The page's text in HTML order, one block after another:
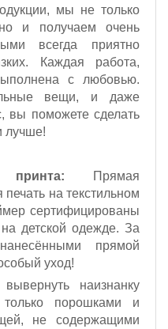
мы не только
и получаем очень
всегда приятно
Каждая работа,
с любовью.
вещи, и даже
вы поможете сделать
лучше!
Прямая
на текстильном
сертифицированы
детской одежде. За
прямой
уход!
вывернуть наизнанку
только порошками и
не содержащими